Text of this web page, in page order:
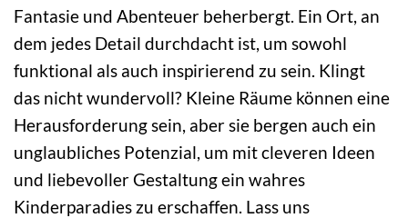
Fantasie und Abenteuer beherbergt. Ein Ort, an
dem jedes Detail durchdacht ist, um sowohl
funktional als auch inspirierend zu sein. Klingt
das nicht wundervoll? Kleine Räume können eine
Herausforderung sein, aber sie bergen auch ein
unglaubliches Potenzial, um mit cleveren Ideen
und liebevoller Gestaltung ein wahres
Kinderparadies zu erschaffen. Lass uns